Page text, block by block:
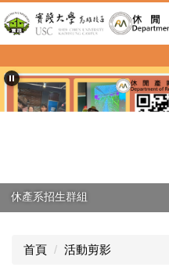
跳
到
主
內
容
區
休產系招生群組
首頁 活動剪影